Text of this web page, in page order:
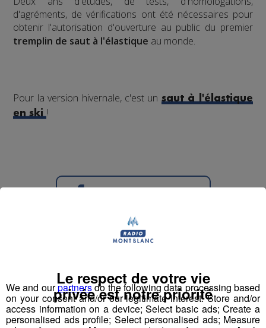
d'agréments, de vérifications ont été nécessaires pour
obtenir l'autorisation d'ouverture au public du premier
tremplin de saut à l'élastique au monde.
Pour la version hivernale, c'est un saut à l'élastique
en ski!
Partager sur Facebook
Testé Approuvé | Jessica en Via
We and ourpartnersdo the following data processing based
on your consent and/or our legitimate interest: Store and/or
access information on a device; Select basic ads; Create a
personalised ads profile; Select personalised ads; Measure
Le respect de votre vie
privée est notre priorité